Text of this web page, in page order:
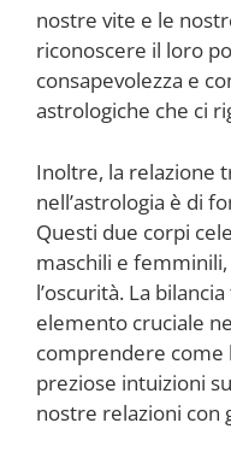
nostre vite e le
riconoscere il loro
consapevolezza e
astrologiche che ci
Inoltre, la relazione
nell’astrologia è di
Questi due corpi
maschili e
l’oscurità. La
elemento cruciale
comprendere come
preziose intuizioni
nostre relazioni con